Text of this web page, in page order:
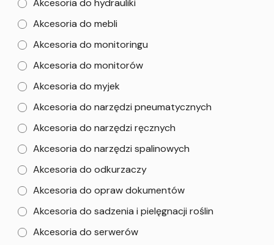
Akcesoria do mebli
Akcesoria do monitoringu
Akcesoria do monitorów
Akcesoria do myjek
Akcesoria do narzędzi pneumatycznych
Akcesoria do narzędzi ręcznych
Akcesoria do narzędzi spalinowych
Akcesoria do odkurzaczy
Akcesoria do opraw dokumentów
Akcesoria do sadzenia i pielęgnacji roślin
Akcesoria do serwerów